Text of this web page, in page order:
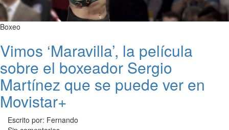
Boxeo
Vimos ‘Maravilla’, la película
sobre el boxeador Sergio
Martínez que se puede ver en
Movistar+
Escrito por: Fernando